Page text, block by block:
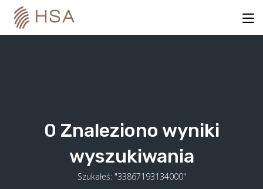
content
0 Znaleziono wyniki
wyszukiwania
Szukałeś: "33867193134000"